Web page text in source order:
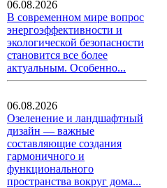
06.08.2026
В современном мире вопрос
энергоэффективности и
экологической безопасности
становится все более
актуальным. Особенно...
06.08.2026
Озеленение и ландшафтный
дизайн — важные
составляющие создания
гармоничного и
функционального
пространства вокруг дома...